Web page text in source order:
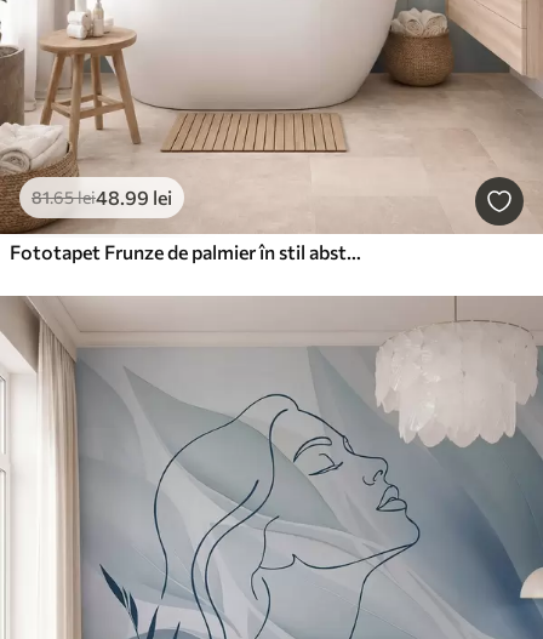
81.65lei48.99 lei
Fototapet Frunze de palmier în stil abstract, imitație de pictură